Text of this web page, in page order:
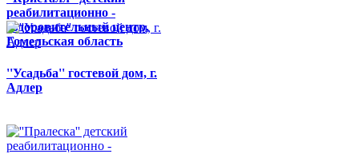
реабилитационно -
оздоровительный центр,
Гомельская область
''Усадьба'' гостевой дом, г.
Адлер